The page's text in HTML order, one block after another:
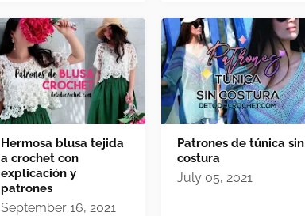
Hermosa blusa tejida
a crochet con
explicación y
patrones
September 16, 2021
Patrones de túnica sin
costura
July 05, 2021